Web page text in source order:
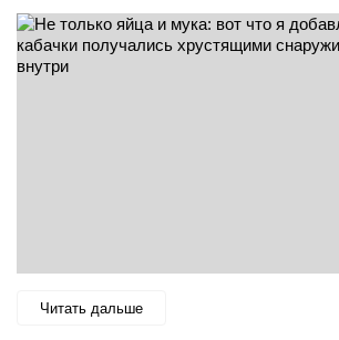
Читать дальше